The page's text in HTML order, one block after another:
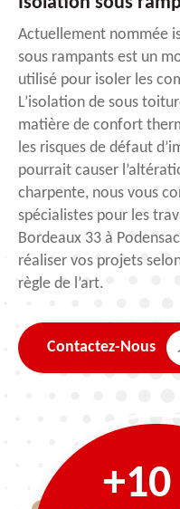
Actuellement nommée
sous rampants est un
utilisé pour isoler les
L’isolation de sous
matière de confort
les risques de défaut
pourrait causer
charpente, nous vous
spécialistes pour les
Bordeaux 33 à
réaliser vos projets
règle de l’art.
Contactez-Nous
+10